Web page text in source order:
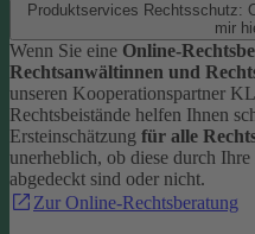
Produktservices Rechtsschutz:
mir
Wenn Sie eine Online-
Rechtsanwältinnen und
unseren Kooperationspartner
Rechtsbeistände helfen Ihnen
Ersteinschätzung für alle
unerheblich, ob diese durch
abgedeckt sind oder nicht.
Zur Online-Rechtsberatung